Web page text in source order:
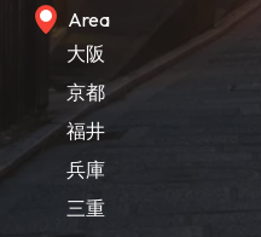
Area
大阪
京都
福井
兵庫
三重